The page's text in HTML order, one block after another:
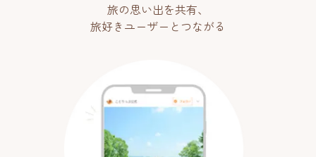
旅の思い出を共有、
旅好きユーザーとつながる